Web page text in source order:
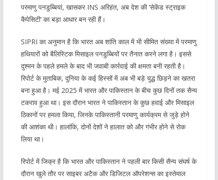
परमाणु पनडुब्बियां, खासकर INS अरिहंत, अब देश की ‘सेकेंड स्ट्राइक
कैपेसिटी’ का बड़ा आधार बन रही हैं।
SIPRI का अनुमान है कि भारत अब शांति काल में भी सीमित संख्या में परमाणु
हथियारों को बैलिस्टिक मिसाइल पनडुब्बियों पर तैनात करने लगा है। इससे
दुश्मन के पहले हमले के बाद भी जवाबी कार्रवाई की क्षमता बनी रहती है।
रिपोर्ट के मुताबिक, दुनिया के कई हिस्सों में अब भी बड़े युद्ध छिड़ने का खतरा
बना हुआ है। मई 2025 में भारत और पाकिस्तान के बीच कुछ दिनों तक सैन्य
टकराव हुआ था। इस दौरान भारत ने पाकिस्तान के कुछ हवाई और मिसाइल
ठिकानों पर हमला किया, जिनके पाकिस्तानी परमाणु कार्यक्रम से जुड़े होने
की आशंका थी। हालांकि, दोनों देशों ने हालात को और गंभीर होने से रोक
लिया था।
रिपोर्ट में जिक्र है कि भारत और पाकिस्तान ने पहली बार किसी सैन्य संघर्ष के
दौरान खुले तौर पर साइबर अटैक और डिजिटल ऑपरेशन्स का इस्तेमाल